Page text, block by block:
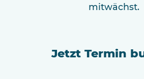
mitwächst.
Jetzt Termin